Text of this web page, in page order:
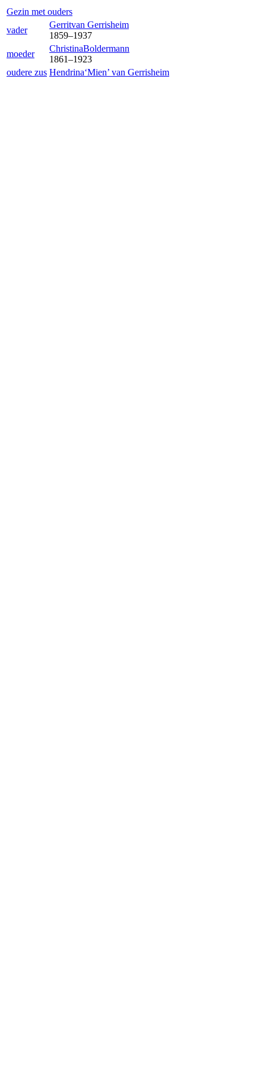
Gezin met ouders
vader
Gerritvan Gerrisheim
1859–1937
moeder
ChristinaBoldermann
1861–1923
oudere zus Hendrina‘Mien’ van Gerrisheim